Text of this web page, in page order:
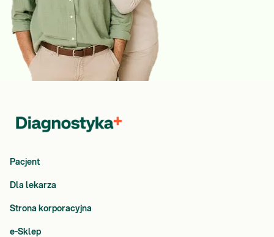
Pacjent
Dla lekarza
Strona korporacyjna
e-Sklep